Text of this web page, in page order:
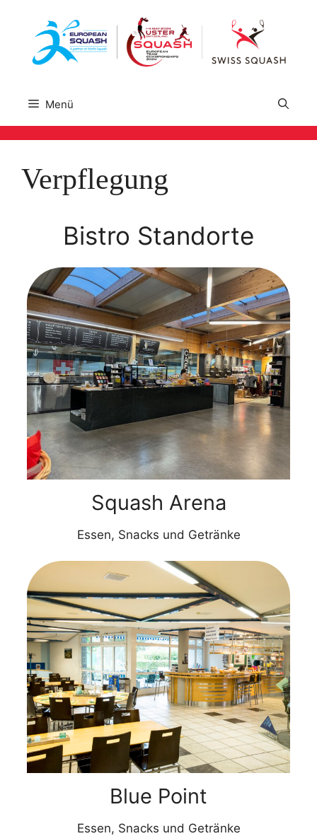
springen
Menü
Verpflegung
Bistro Standorte
Squash Arena
Essen, Snacks und Getränke
Blue Point
Essen, Snacks und Getränke